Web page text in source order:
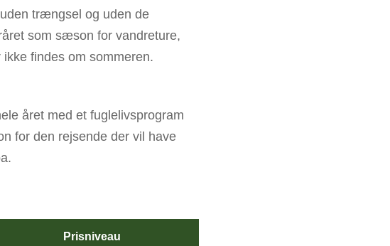
trængsel og uden de
som sæson for vandreture,
findes om sommeren.
året med et fuglelivsprogram
for den rejsende der vil have
Prisniveau